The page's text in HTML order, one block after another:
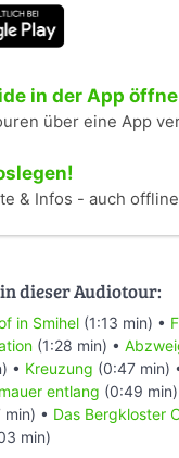
in der App
über eine App
& Infos - auch
dieser Audiotour:
in Smihel (1:13 min) •
(1:28 min) •
• Kreuzung (0:47 min)
entlang (0:49 min)
min) • Das Bergkloster
min)